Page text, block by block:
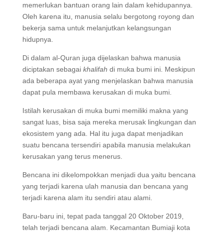
memerlukan bantuan orang lain dalam kehidupannya.
Oleh karena itu, manusia selalu bergotong royong dan
bekerja sama untuk melanjutkan kelangsungan
hidupnya.
Di dalam al-Quran juga dijelaskan bahwa manusia
diciptakan sebagai khalifah di muka bumi ini. Meskipun
ada beberapa ayat yang menjelaskan bahwa manusia
dapat pula membawa kerusakan di muka bumi.
Istilah kerusakan di muka bumi memiliki makna yang
sangat luas, bisa saja mereka merusak lingkungan dan
ekosistem yang ada. Hal itu juga dapat menjadikan
suatu bencana tersendiri apabila manusia melakukan
kerusakan yang terus menerus.
Bencana ini dikelompokkan menjadi dua yaitu bencana
yang terjadi karena ulah manusia dan bencana yang
terjadi karena alam itu sendiri atau alami.
Baru-baru ini, tepat pada tanggal 20 Oktober 2019,
telah terjadi bencana alam. Kecamantan Bumiaji kota